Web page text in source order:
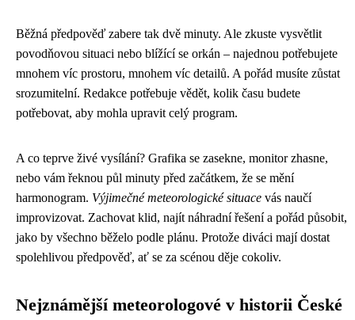
Běžná předpověď zabere tak dvě minuty. Ale zkuste vysvětlit
povodňovou situaci nebo blížící se orkán – najednou potřebujete
mnohem víc prostoru, mnohem víc detailů. A pořád musíte zůstat
srozumitelní. Redakce potřebuje vědět, kolik času budete
potřebovat, aby mohla upravit celý program.
A co teprve živé vysílání? Grafika se zasekne, monitor zhasne,
nebo vám řeknou půl minuty před začátkem, že se mění
harmonogram. Výjimečné meteorologické situace vás naučí
improvizovat. Zachovat klid, najít náhradní řešení a pořád působit,
jako by všechno běželo podle plánu. Protože diváci mají dostat
spolehlivou předpověď, ať se za scénou děje cokoliv.
Nejznámější meteorologové v historii České